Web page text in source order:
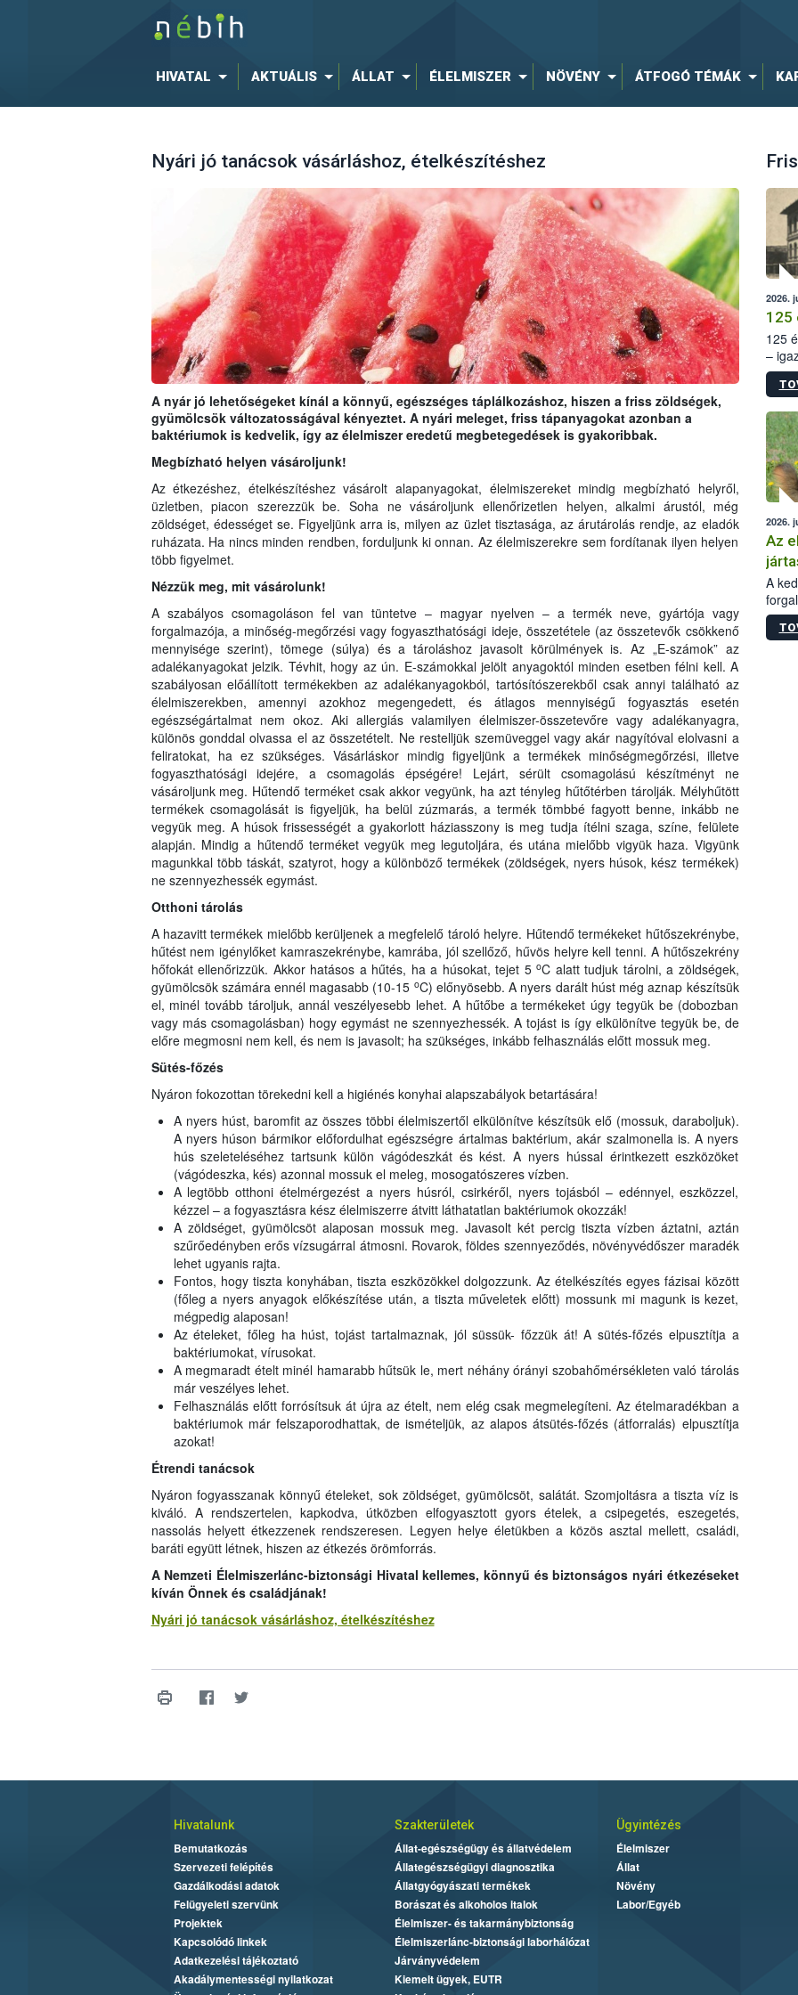
HIVATAL AKTUÁLIS ÁLLAT ÉLELMISZER NÖVÉNY ÁTFOGÓ TÉMÁK
Nyári jó tanácsok vásárláshoz, ételkészítéshez
A nyár jó lehetőségeket kínál a könnyű, egészséges táplálkozáshoz, hiszen a friss zöldségek,
gyümölcsök változatosságával kényeztet. A nyári meleget, friss tápanyagokat azonban a
baktériumok is kedvelik, így az élelmiszer eredetű megbetegedések is gyakoribbak.
Megbízható helyen vásároljunk!
Az étkezéshez, ételkészítéshez vásárolt alapanyagokat, élelmiszereket mindig megbízható helyről,
üzletben, piacon szerezzük be. Soha ne vásároljunk ellenőrizetlen helyen, alkalmi árustól, még
zöldséget, édességet se. Figyeljünk arra is, milyen az üzlet tisztasága, az árutárolás rendje, az eladók
ruházata. Ha nincs minden rendben, forduljunk ki onnan. Az élelmiszerekre sem fordítanak ilyen helyen
több figyelmet.
Nézzük meg, mit vásárolunk!
A szabályos csomagoláson fel van tüntetve – magyar nyelven – a termék neve, gyártója vagy
forgalmazója, a minőség-megőrzési vagy fogyaszthatósági ideje, összetétele (az összetevők csökkenő
mennyisége szerint), tömege (súlya) és a tároláshoz javasolt körülmények is. Az „E-számok” az
adalékanyagokat jelzik. Tévhit, hogy az ún. E-számokkal jelölt anyagoktól minden esetben félni kell. A
szabályosan előállított termékekben az adalékanyagokból, tartósítószerekből csak annyi található az
élelmiszerekben, amennyi azokhoz megengedett, és átlagos mennyiségű fogyasztás esetén
egészségártalmat nem okoz. Aki allergiás valamilyen élelmiszer-összetevőre vagy adalékanyagra,
különös gonddal olvassa el az összetételt. Ne restelljük szemüveggel vagy akár nagyítóval elolvasni a
feliratokat, ha ez szükséges. Vásárláskor mindig figyeljünk a termékek minőségmegőrzési, illetve
fogyaszthatósági idejére, a csomagolás épségére! Lejárt, sérült csomagolású készítményt ne
vásároljunk meg. Hűtendő terméket csak akkor vegyünk, ha azt tényleg hűtőtérben tárolják. Mélyhűtött
termékek csomagolását is figyeljük, ha belül zúzmarás, a termék tömbbé fagyott benne, inkább ne
vegyük meg. A húsok frissességét a gyakorlott háziasszony is meg tudja ítélni szaga, színe, felülete
alapján. Mindig a hűtendő terméket vegyük meg legutoljára, és utána mielőbb vigyük haza. Vigyünk
magunkkal több táskát, szatyrot, hogy a különböző termékek (zöldségek, nyers húsok, kész termékek)
ne szennyezhessék egymást.
Otthoni tárolás
A hazavitt termékek mielőbb kerüljenek a megfelelő tároló helyre. Hűtendő termékeket hűtőszekrénybe,
hűtést nem igénylőket kamraszekrénybe, kamrába, jól szellőző, hűvös helyre kell tenni. A hűtőszekrény
hőfokát ellenőrizzük. Akkor hatásos a hűtés, ha a húsokat, tejet 5 oC alatt tudjuk tárolni, a zöldségek,
gyümölcsök számára ennél magasabb (10-15 oC) előnyösebb. A nyers darált húst még aznap készítsük
el, minél tovább tároljuk, annál veszélyesebb lehet. A hűtőbe a termékeket úgy tegyük be (dobozban
vagy más csomagolásban) hogy egymást ne szennyezhessék. A tojást is így elkülönítve tegyük be, de
előre megmosni nem kell, és nem is javasolt; ha szükséges, inkább felhasználás előtt mossuk meg.
Sütés-főzés
Nyáron fokozottan törekedni kell a higiénés konyhai alapszabályok betartására!
A nyers húst, baromfit az összes többi élelmiszertől elkülönítve készítsük elő (mossuk, daraboljuk).
A nyers húson bármikor előfordulhat egészségre ártalmas baktérium, akár szalmonella is. A nyers
hús szeleteléséhez tartsunk külön vágódeszkát és kést. A nyers hússal érintkezett eszközöket
(vágódeszka, kés) azonnal mossuk el meleg, mosogatószeres vízben.
A legtöbb otthoni ételmérgezést a nyers húsról, csirkéről, nyers tojásból – edénnyel, eszközzel,
kézzel – a fogyasztásra kész élelmiszerre átvitt láthatatlan baktériumok okozzák!
A zöldséget, gyümölcsöt alaposan mossuk meg. Javasolt két percig tiszta vízben áztatni, aztán
szűrőedényben erős vízsugárral átmosni. Rovarok, földes szennyeződés, növényvédőszer maradék
lehet ugyanis rajta.
Fontos, hogy tiszta konyhában, tiszta eszközökkel dolgozzunk. Az ételkészítés egyes fázisai között
(főleg a nyers anyagok előkészítése után, a tiszta műveletek előtt) mossunk mi magunk is kezet,
mégpedig alaposan!
Az ételeket, főleg ha húst, tojást tartalmaznak, jól süssük- főzzük át! A sütés-főzés elpusztítja a
baktériumokat, vírusokat.
A megmaradt ételt minél hamarabb hűtsük le, mert néhány órányi szobahőmérsékleten való tárolás
már veszélyes lehet.
Felhasználás előtt forrósítsuk át újra az ételt, nem elég csak megmelegíteni. Az ételmaradékban a
baktériumok már felszaporodhattak, de ismételjük, az alapos átsütés-főzés (átforralás) elpusztítja
azokat!
Étrendi tanácsok
Nyáron fogyasszanak könnyű ételeket, sok zöldséget, gyümölcsöt, salátát. Szomjoltásra a tiszta víz is
kiváló. A rendszertelen, kapkodva, útközben elfogyasztott gyors ételek, a csipegetés, eszegetés,
nassolás helyett étkezzenek rendszeresen. Legyen helye életükben a közös asztal mellett, családi,
baráti együtt létnek, hiszen az étkezés örömforrás.
A Nemzeti Élelmiszerlánc-biztonsági Hivatal kellemes, könnyű és biztonságos nyári étkezéseket
kíván Önnek és családjának!
Nyári jó tanácsok vásárláshoz, ételkészítéshez
2026.
125
125
–
15.
2026.
Az
A
Hivatalunk
Bemutatkozás
Szervezeti felépítés
Gazdálkodási adatok
Felügyeleti szervünk
Projektek
Kapcsolódó linkek
Adatkezelési tájékoztató
Akadálymentességi nyilatkozat
Szakterületek
Állat-egészségügy és állatvédelem
Állategészségügyi diagnosztika
Állatgyógyászati termékek
Borászat és alkoholos italok
Élelmiszer- és takarmánybiztonság
Élelmiszerlánc-biztonsági laborhálózat
Járványvédelem
Kiemelt ügyek, EUTR
Ügyintézés
Élelmiszer
Állat
Növény
Labor/Egyéb